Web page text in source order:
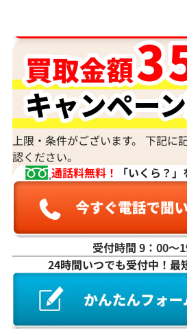
上限・条件がございます。 下記に
認ください。
通話料無料！
「いくら？
受付時間 9：00〜
24時間いつでも受付中！最